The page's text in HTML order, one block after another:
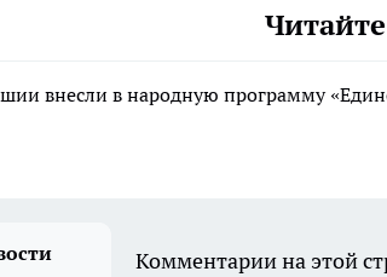
внесли в народную программу
Комментарии на этой